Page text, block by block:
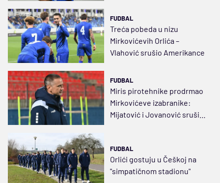
FUDBAL
Treća pobeda u nizu
Mirkovićevih Orlića –
Vlahović srušio Amerikance
FUDBAL
Miris pirotehnike prodrmao
Mirkovićeve izabranike:
Mijatović i Jovanović srušili
FUDBAL
Orlići gostuju u Češkoj na
"simpatičnom stadionu"